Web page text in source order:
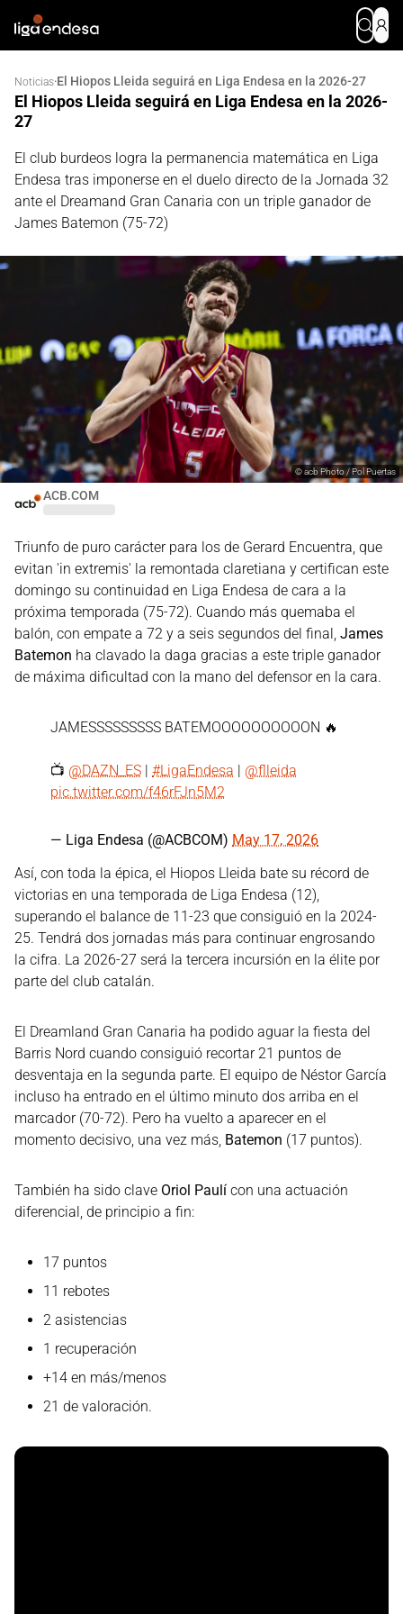
Noticias·El Hiopos Lleida seguirá en Liga Endesa en la 2026-27
El Hiopos Lleida seguirá en Liga Endesa en la 2026-
27
El club burdeos logra la permanencia matemática en Liga
Endesa tras imponerse en el duelo directo de la Jornada 32
ante el Dreamand Gran Canaria con un triple ganador de
James Batemon (75-72)
ACB.COM
©acb Photo / Pol Puertas
Triunfo de puro carácter para los de Gerard Encuentra, que
evitan 'in extremis' la remontada claretiana y certifican este
domingo su continuidad en Liga Endesa de cara a la
próxima temporada (75-72). Cuando más quemaba el
balón, con empate a 72 y a seis segundos del final, James
Batemon ha clavado la daga gracias a este triple ganador
de máxima dificultad con la mano del defensor en la cara.
JAMESSSSSSSSS BATEMOOOOOOOOOON 🔥
📺 @DAZN_ES | #LigaEndesa | @flleida
pic.twitter.com/f46rFJn5M2
— Liga Endesa (@ACBCOM) May 17, 2026
Así, con toda la épica, el Hiopos Lleida bate su récord de
victorias en una temporada de Liga Endesa (12),
superando el balance de 11-23 que consiguió en la 2024-
25. Tendrá dos jornadas más para continuar engrosando
la cifra. La 2026-27 será la tercera incursión en la élite por
parte del club catalán.
El Dreamland Gran Canaria ha podido aguar la fiesta del
Barris Nord cuando consiguió recortar 21 puntos de
desventaja en la segunda parte. El equipo de Néstor García
incluso ha entrado en el último minuto dos arriba en el
marcador (70-72). Pero ha vuelto a aparecer en el
momento decisivo, una vez más, Batemon (17 puntos).
También ha sido clave Oriol Paulí con una actuación
diferencial, de principio a fin:
17 puntos
11 rebotes
2 asistencias
1 recuperación
+14 en más/menos
21 de valoración.